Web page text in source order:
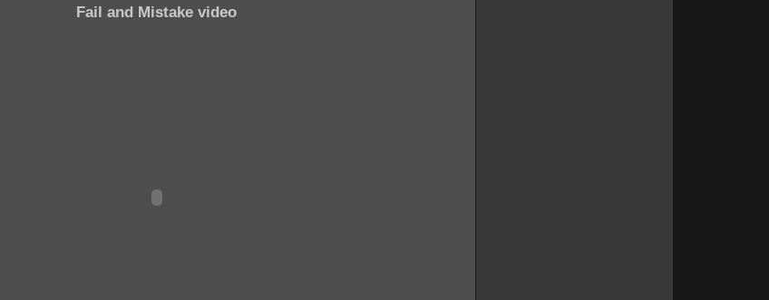
Fail and Mistake video